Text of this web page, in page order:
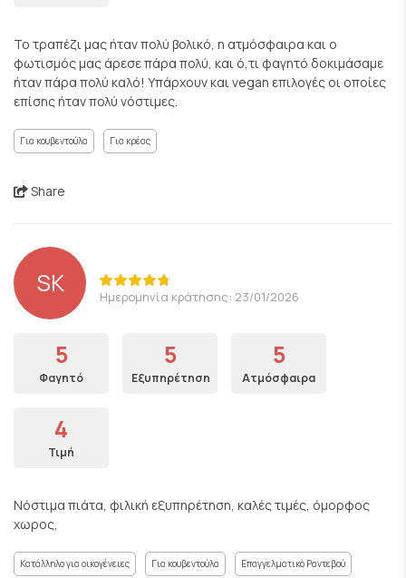
Το τραπέζι μας ήταν πολύ βολικό, η ατμόσφαιρα και ο
φωτισμός μας άρεσε πάρα πολύ, και ό,τι φαγητό δοκιμάσαμε
ήταν πάρα πολύ καλό! Υπάρχουν και vegan επιλογές οι οποίες
επίσης ήταν πολύ νόστιμες.
Για κουβεντούλα Για κρέας
Share
SK Ημερομηνία κράτησης: 23/01/2026
5
Φαγητό
5
Εξυπηρέτηση
5
Ατμόσφαιρα
4
Τιμή
Νόστιμα πιάτα, φιλική εξυπηρέτηση, καλές τιμές, όμορφος
χωρος,
Κατάλληλο για οικογένειες Για κουβεντούλα Επαγγελματικό Ραντεβού